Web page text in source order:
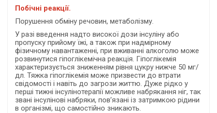
Побічні реакції.
Порушення обміну речовин, метаболізму.
У разі введення надто високої дози інсуліну або
пропуску прийому їжі, а також при надмірному
фізичному навантаженні, при вживанні алкоголю може
розвинутися гіпоглікемічна реакція. Гіпоглікемія
характеризується зниженням рівня цукру нижче 50 мг/
дл. Тяжка гіпоглікемія може призвести до втрати
свідомості і навіть до загрози життю. Дуже рідко у
перші тижні інсулінотерапії можливе набрякання ніг, так
звані інсулінові набряки, пов’язані із затримкою рідини
в організмі, що самостійно зникають.